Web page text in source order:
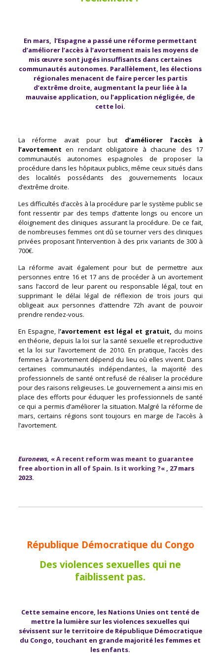
En mars, l’Espagne a passé une réforme permettant
d’améliorer l’accès à l’avortement mais les moyens de
mis œuvre sont jugés insuffisants dans certaines
communautés autonomes. Parallèlement, les élections
régionales menacent de faire percer les partis
d’extrême droite, augmentant la peur liée à la
mauvaise application, ou l’application négligée, de
cette loi.
La réforme avait pour but d’améliorer l’accès à
l’avortement en rendant obligatoire à chacune des 17
communautés autonomes espagnoles de proposer la
procédure dans les hôpitaux publics, même ceux situés dans
des localités possédants des gouvernements locaux
d’extrême droite.
Les difficultés d’accès à la procédure par le système public se
font ressentir par des temps d’attente longs ou encore un
éloignement des cliniques assurant la procédure. De ce fait,
de nombreuses femmes ont dû se tourner vers des cliniques
privées proposant l’intervention à des prix variants de 300 à
700€.
La réforme avait également pour but de permettre aux
personnes entre 16 et 17 ans de procéder à un avortement
sans l’accord de leur parent ou responsable légal, tout en
supprimant le délai légal de réflexion de trois jours qui
obligeait aux personnes d’attendre 72h avant de pouvoir
prendre rendez-vous.
En Espagne, l’avortement est légal et gratuit, du moins
en théorie, depuis la loi sur la santé sexuelle et reproductive
et la loi sur l’avortement de 2010. En pratique, l’accès des
femmes à l’avortement dépend du lieu où elles vivent. Dans
certaines communautés indépendantes, la majorité des
professionnels de santé ont refusé de réaliser la procédure
pour des raisons religieuses. Le gouvernement a ainsi mis en
place des efforts pour éduquer les professionnels de santé
ce qui a permis d’améliorer la situation. Malgré la réforme de
mars, certains régions sont toujours en marge de l’accès à
l’avortement.
Euronews, «A recent reform was meant to guarantee
free abortion in all of Spain. Is it working ?« , 27 mars
2023.
République Démocratique du Congo
Des violences sexuelles qui ne
faiblissent pas.
Cette semaine encore, les Nations Unies ont tenté de
mettre la lumière sur les violences sexuelles qui
sévissent sur le territoire de République Démocratique
du Congo, touchant en grande majorité les femmes et
les enfants.